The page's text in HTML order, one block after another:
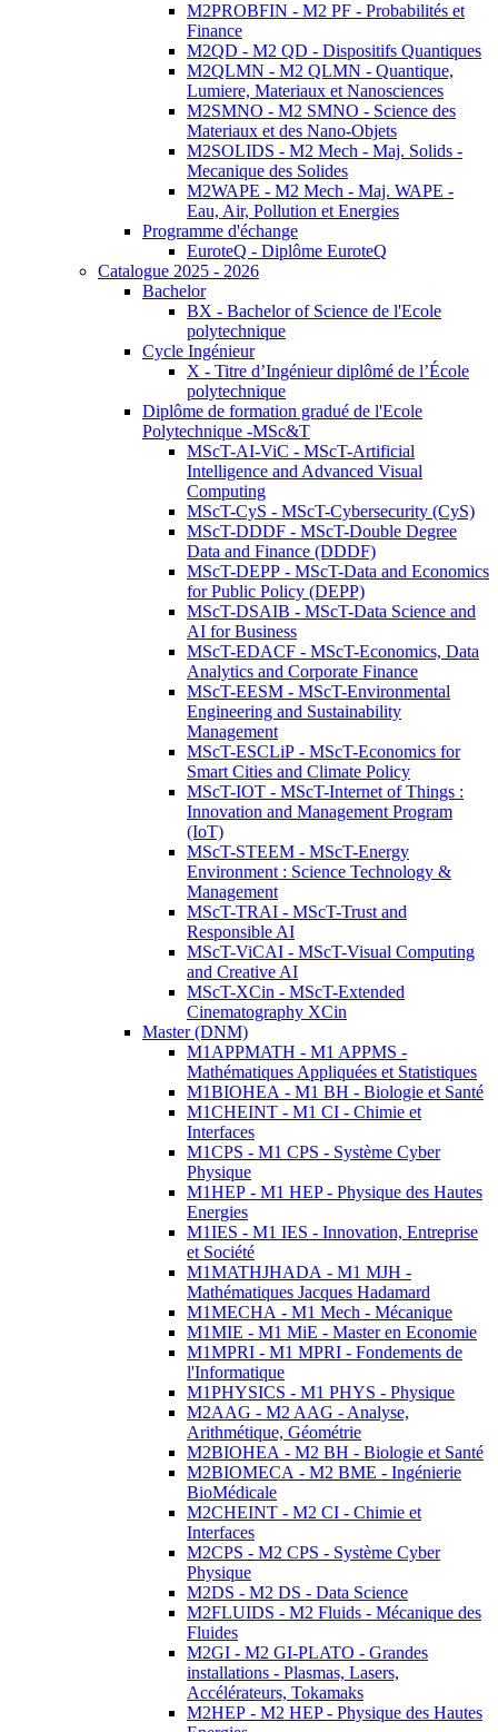
M2PROBFIN - M2 PF - Probabilités et
Finance
M2QD - M2 QD - Dispositifs Quantiques
M2QLMN - M2 QLMN - Quantique,
Lumiere, Materiaux et Nanosciences
M2SMNO - M2 SMNO - Science des
Materiaux et des Nano-Objets
M2SOLIDS - M2 Mech - Maj. Solids -
Mecanique des Solides
M2WAPE - M2 Mech - Maj. WAPE -
Eau, Air, Pollution et Energies
Programme d'échange
EuroteQ - Diplôme EuroteQ
Catalogue 2025 - 2026
Bachelor
BX - Bachelor of Science de l'Ecole
polytechnique
Cycle Ingénieur
X - Titre d’Ingénieur diplômé de l’École
polytechnique
Diplôme de formation gradué de l'Ecole
Polytechnique -MSc&T
MScT-AI-ViC - MScT-Artificial
Intelligence and Advanced Visual
Computing
MScT-CyS - MScT-Cybersecurity (CyS)
MScT-DDDF - MScT-Double Degree
Data and Finance (DDDF)
MScT-DEPP - MScT-Data and Economics
for Public Policy (DEPP)
MScT-DSAIB - MScT-Data Science and
AI for Business
MScT-EDACF - MScT-Economics, Data
Analytics and Corporate Finance
MScT-EESM - MScT-Environmental
Engineering and Sustainability
Management
MScT-ESCLiP - MScT-Economics for
Smart Cities and Climate Policy
MScT-IOT - MScT-Internet of Things :
Innovation and Management Program
(IoT)
MScT-STEEM - MScT-Energy
Environment : Science Technology &
Management
MScT-TRAI - MScT-Trust and
Responsible AI
MScT-ViCAI - MScT-Visual Computing
and Creative AI
MScT-XCin - MScT-Extended
Cinematography XCin
Master (DNM)
M1APPMATH - M1 APPMS -
Mathématiques Appliquées et Statistiques
M1BIOHEA - M1 BH - Biologie et Santé
M1CHEINT - M1 CI - Chimie et
Interfaces
M1CPS - M1 CPS - Système Cyber
Physique
M1HEP - M1 HEP - Physique des Hautes
Energies
M1IES - M1 IES - Innovation, Entreprise
et Société
M1MATHJHADA - M1 MJH -
Mathématiques Jacques Hadamard
M1MECHA - M1 Mech - Mécanique
M1MIE - M1 MiE - Master en Economie
M1MPRI - M1 MPRI - Fondements de
l'Informatique
M1PHYSICS - M1 PHYS - Physique
M2AAG - M2 AAG - Analyse,
Arithmétique, Géométrie
M2BIOHEA - M2 BH - Biologie et Santé
M2BIOMECA - M2 BME - Ingénierie
BioMédicale
M2CHEINT - M2 CI - Chimie et
Interfaces
M2CPS - M2 CPS - Système Cyber
Physique
M2DS - M2 DS - Data Science
M2FLUIDS - M2 Fluids - Mécanique des
Fluides
M2GI - M2 GI-PLATO - Grandes
installations - Plasmas, Lasers,
Accélérateurs, Tokamaks
M2HEP - M2 HEP - Physique des Hautes